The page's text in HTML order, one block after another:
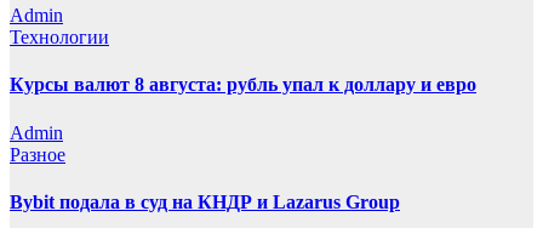
Admin
Технологии
Курсы валют 8 августа: рубль упал к доллару и евро
Admin
Разное
Bybit подала в суд на КНДР и Lazarus Group